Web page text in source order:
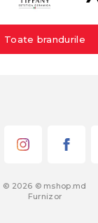
Toate brandurile
© 2026 © mshop.md
Furnizor